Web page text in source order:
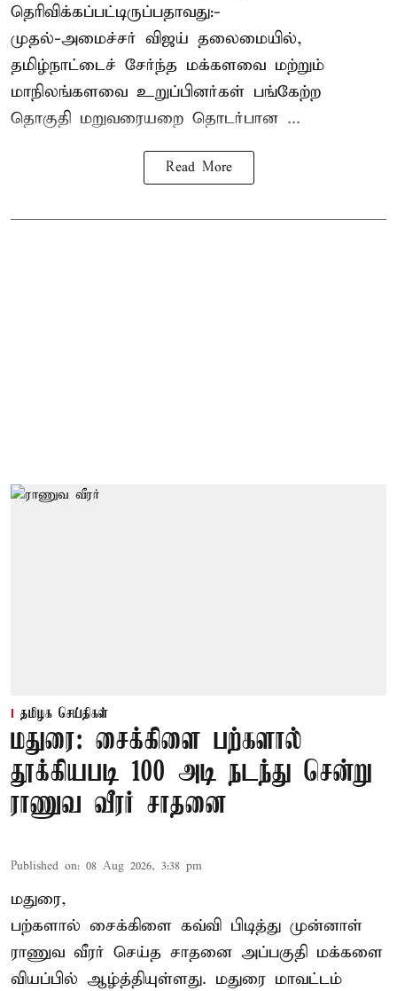
தெரிவிக்கப்பட்டிருப்பதாவது:-
முதல்-அமைச்சர் விஜய் தலைமையில்,
தமிழ்நாட்டைச் சேர்ந்த மக்களவை மற்றும்
மாநிலங்களவை உறுப்பினர்கள் பங்கேற்ற
தொகுதி மறுவரையறை தொடர்பான ...
Read More
தமிழக செய்திகள்
மதுரை: சைக்கிளை பற்களால்
தூக்கியபடி 100 அடி நடந்து சென்று
ராணுவ வீரர் சாதனை
Published on: 08 Aug 2026, 3:38 pm
மதுரை,
பற்களால் சைக்கிளை கவ்வி பிடித்து முன்னாள்
ராணுவ வீரர் செய்த சாதனை அப்பகுதி மக்களை
வியப்பில் ஆழ்த்தியுள்ளது. மதுரை மாவட்டம்